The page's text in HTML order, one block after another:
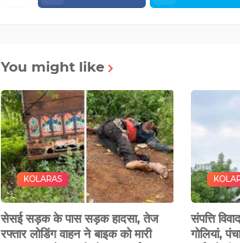
You might like
KOLARAS
सेसई सड़क के पास सड़क हादसा, तेज
रफ्तार लोडिंग वाहन ने बाइक को मारी
संपत्ति
गोलियां,